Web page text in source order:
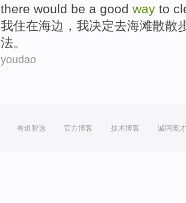
there would be a good way to
我住在海边 ，我决定去海滩散散
法。
youdao
有道智选 官方博客 技术博客 诚聘英才